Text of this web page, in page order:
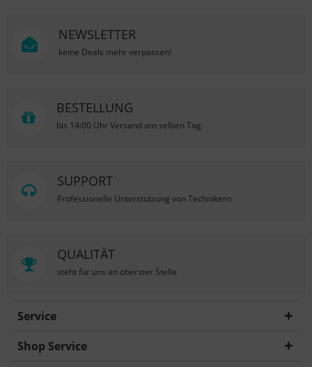
NEWSLETTER
keine Deals mehr verpassen!
BESTELLUNG
bis 14:00 Uhr Versand am selben Tag
SUPPORT
Professionelle Unterstützung von Technikern
QUALITÄT
steht für uns an oberster Stelle
Service
Shop Service